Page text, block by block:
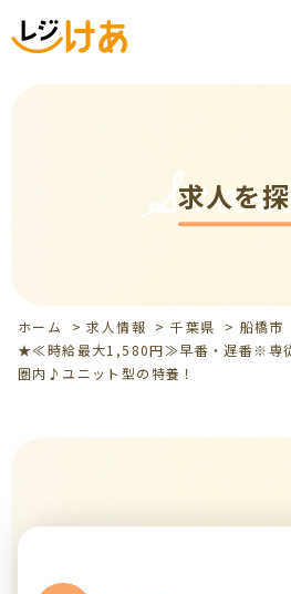
求人を
ホーム >求人情報 >千葉県 > 船橋市
★≪時給最大1,580円≫早番・遅番※専
圏内♪ユニット型の特養！